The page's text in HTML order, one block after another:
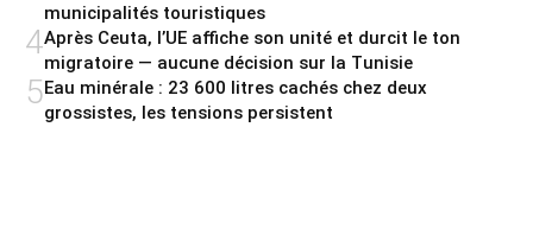
municipalités touristiques
4Après Ceuta, l’UE affiche son unité et durcit le ton
migratoire — aucune décision sur la Tunisie
5Eau minérale : 23 600 litres cachés chez deux
grossistes, les tensions persistent